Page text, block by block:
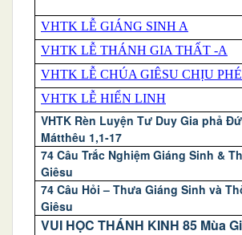
VHTK LỄ GIÁNG SINH A
VHTK LỄ THÁNH GIA THẤT -A
VHTK LỄ CHÚA GIÊSU CHỊU
VHTK LỄ HIỂN LINH
VHTK Rèn Luyện Tư Duy Gia phả
Mátthêu 1,1-17
74 Câu Trắc Nghiệm Giáng Sinh &
Giêsu
74 Câu Hỏi – Thưa Giáng Sinh và
Giêsu
VUI HỌC THÁNH KINH 85 Mùa